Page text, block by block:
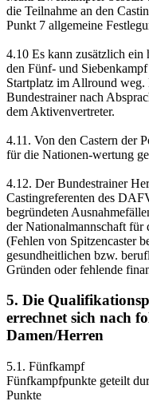
die Teilnahme an den
Punkt 7 allgemeine
4.10 Es kann zusätzlich ein
den Fünf- und
Startplatz im Allround
Bundestrainer nach
dem Aktivenvertreter.
4.11. Von den Castern der
für die Nationen-wertung
4.12. Der Bundestrainer
Castingreferenten des
begründeten
der Nationalmannschaft
(Fehlen von Spitzencaster
gesundheitlichen bzw.
Gründen oder fehlende
5. Die
errechnet sich nach
Damen/Herren
5.1. Fünfkampf
Fünfkampfpunkte geteilt
Punkte